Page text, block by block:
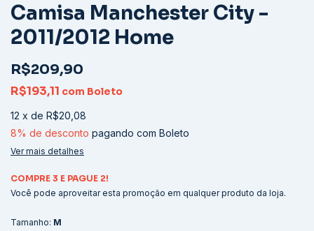
Camisa Manchester City -
2011/2012 Home
R$209,90
R$193,11 com Boleto
12 x de R$20,08
8% de desconto pagando com Boleto
Ver mais detalhes
COMPRE 3 E PAGUE 2!
Você pode aproveitar esta promoção em qualquer produto da loja.
Tamanho: M